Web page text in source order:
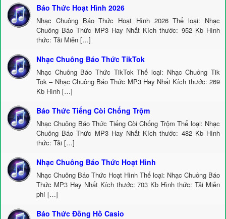
Báo Thức Hoạt Hình 2026
Nhạc Chuông Báo Thức Hoạt Hình 2026 Thể loại: Nhạc
Chuông Báo Thức MP3 Hay Nhất Kích thước: 952 Kb Hình
thức: Tải Miễn […]
Nhạc Chuông Báo Thức TikTok
Nhạc Chuông Báo Thức TikTok Thể loại: Nhạc Chuông Tik
Tok – Nhạc Chuông Báo Thức MP3 Hay Nhất Kích thước: 269
Kb Hình […]
Báo Thức Tiếng Còi Chống Trộm
Nhạc Chuông Báo Thức Tiếng Còi Chống Trộm Thể loại: Nhạc
Chuông Báo Thức MP3 Hay Nhất Kích thước: 482 Kb Hình
thức: Tải […]
Nhạc Chuông Báo Thức Hoạt Hình
Nhạc Chuông Báo Thức Hoạt Hình Thể loại: Nhạc Chuông Báo
Thức MP3 Hay Nhất Kích thước: 703 Kb Hình thức: Tải Miễn
phí […]
Báo Thức Đồng Hồ Casio